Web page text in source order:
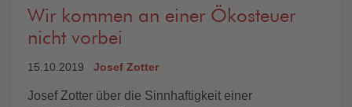
Wir kommen an einer Ökosteuer
nicht vorbei
15.10.2019 Josef Zotter
Josef Zotter über die Sinnhaftigkeit einer